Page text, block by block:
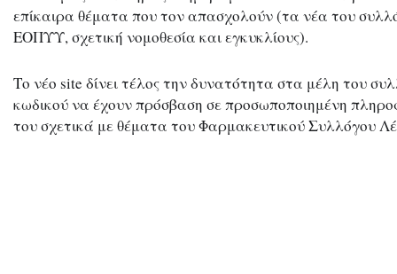
επίκαιρα θέματα που τον απασχολούν (τα νέα του
ΕΟΠΥΥ, σχετική νομοθεσία και εγκυκλίους).
Το νέο site δίνει τέλος την δυνατότητα στα μέλη του
κωδικού να έχουν πρόσβαση σε προσωποποιημένη
του σχετικά με θέματα του Φαρμακευτικού Συλλόγου